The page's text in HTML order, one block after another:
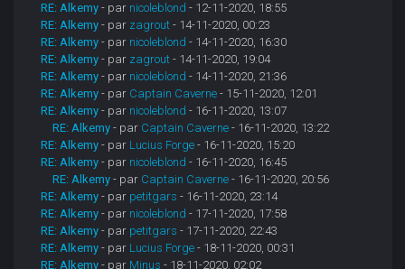
RE: Alkemy - par nicoleblond - 12-11-2020, 18:55
RE: Alkemy - par zagrout - 14-11-2020, 00:23
RE: Alkemy - par nicoleblond - 14-11-2020, 16:30
RE: Alkemy - par zagrout - 14-11-2020, 19:04
RE: Alkemy - par nicoleblond - 14-11-2020, 21:36
RE: Alkemy - par Captain Caverne - 15-11-2020, 12:01
RE: Alkemy - par nicoleblond - 16-11-2020, 13:07
RE: Alkemy - par Captain Caverne - 16-11-2020, 13:22
RE: Alkemy - par Lucius Forge - 16-11-2020, 15:20
RE: Alkemy - par nicoleblond - 16-11-2020, 16:45
RE: Alkemy - par Captain Caverne - 16-11-2020, 20:56
RE: Alkemy - par petitgars - 16-11-2020, 23:14
RE: Alkemy - par nicoleblond - 17-11-2020, 17:58
RE: Alkemy - par petitgars - 17-11-2020, 22:43
RE: Alkemy - par Lucius Forge - 18-11-2020, 00:31
RE: Alkemy - par Minus - 18-11-2020, 02:02